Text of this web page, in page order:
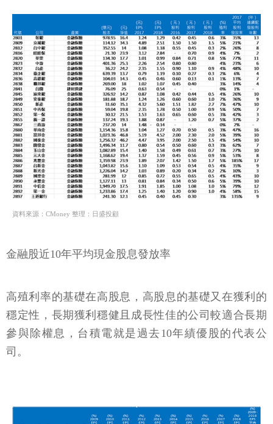
資料來源：CMoney 整理：日盛投顧
金融股近10年平均現金股息發放率
高殖利率的基礎在高股息，高股息的基礎又在獲利的
穩定性，長期獲利穩健且成長性佳的公司較適合長期
參與除權息，台積電就是過去10年績優股的代表公
司。